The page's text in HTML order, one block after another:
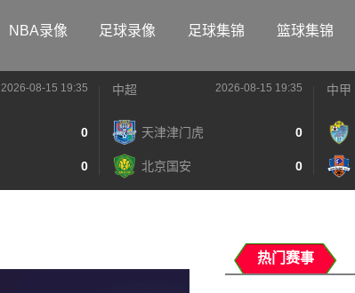
NBA录像 足球录像 足球集锦 篮球集锦
2026-08-15 19:35
0
0
中超 2026-08-15 19:35
天津津门虎 0
北京国安 0
中甲
热门赛事